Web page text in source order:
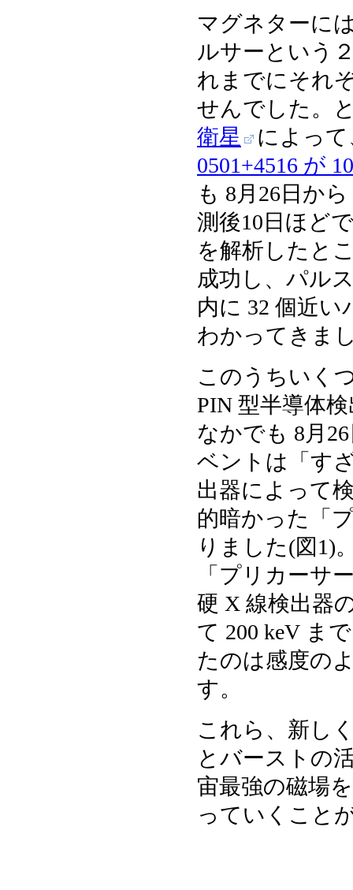
マグネターに
ルサーという
れまでにそれ
せんでした。
衛星
によっ
0501+4516 が
も 8月26日か
測後10日ほど
を解析したと
成功し、パル
内に 32 個近
わかってきま
このうちいく
PIN 型半導体
なかでも 8月
ベントは「す
出器によって
的暗かった「
りました(図1)
「プリカーサ
硬 X 線検出器
て 200 keV ま
たのは感度の
す。
これら、新し
とバーストの
宙最強の磁場
っていくこと